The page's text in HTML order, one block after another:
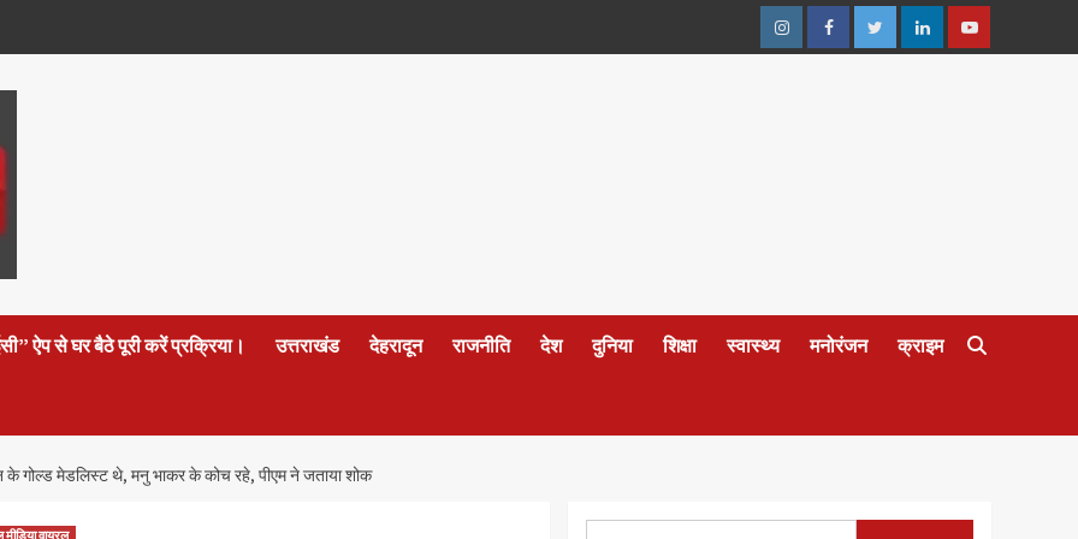
InstagramFacebookTwitterLinkedinYoutube
ऐप से घर बैठे पूरी करें प्रक्रिया। उत्तराखंड देहरादून राजनीति देश दुनिया शिक्षा स्वास्थ्य मनोरंजन क्राइम
के गोल्ड मेडलिस्ट थे, मनु भाकर के कोच रहे, पीएम ने जताया शोक